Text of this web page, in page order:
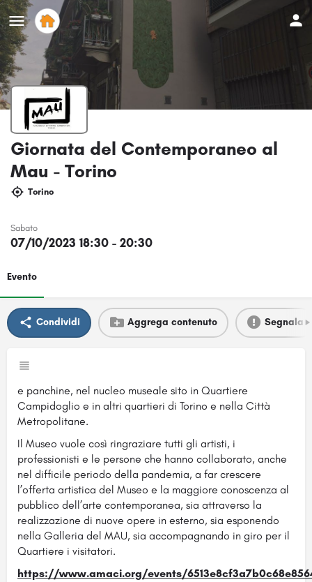
Giornata del Contemporaneo al
Mau - Torino
Torino
Sabato
07/10/2023 18:30 - 20:30
Evento
Condividi Aggrega contenuto Segnala
e panchine, nel nucleo museale sito in Quartiere
Campidoglio e in altri quartieri di Torino e nella Città
Metropolitane.
Il Museo vuole così ringraziare tutti gli artisti, i
professionisti e le persone che hanno collaborato, anche
nel difficile periodo della pandemia, a far crescere
l’offerta artistica del Museo e la maggiore conoscenza al
pubblico dell’arte contemporanea, sia attraverso la
realizzazione di nuove opere in esterno, sia esponendo
nella Galleria del MAU, sia accompagnando in giro per il
Quartiere i visitatori.
https://www.amaci.org/events/